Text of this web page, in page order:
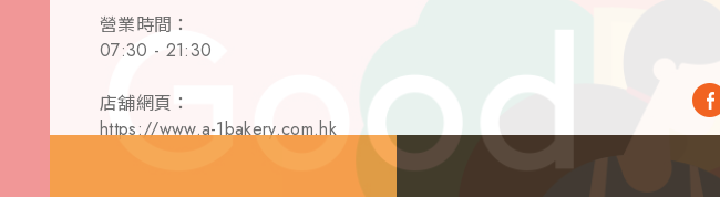
營業時間：
07:30 - 21:30
店舖網頁：
https://www.a-1bakery.com.hk